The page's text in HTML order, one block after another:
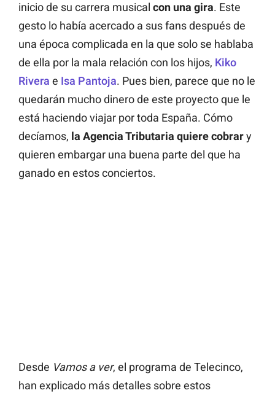
inicio de su carrera musical con una gira. Este
gesto lo había acercado a sus fans después de
una época complicada en la que solo se hablaba
de ella por la mala relación con los hijos, Kiko
Rivera e Isa Pantoja. Pues bien, parece que no le
quedarán mucho dinero de este proyecto que le
está haciendo viajar por toda España. Cómo
decíamos, la Agencia Tributaria quiere cobrary
quieren embargar una buena parte del que ha
ganado en estos conciertos.
Desde Vamos a ver, el programa de Telecinco,
han explicado más detalles sobre estos